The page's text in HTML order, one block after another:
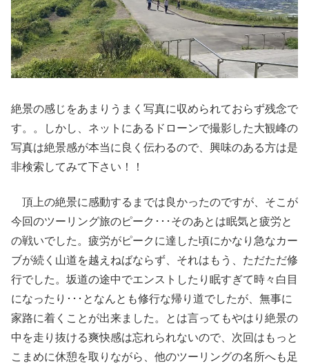
絶景の感じをあまりうまく写真に収められておらず残念で
す。。しかし、ネットにあるドローンで撮影した大観峰の
写真は絶景感が本当に良く伝わるので、興味のある方は是
非検索してみて下さい！！
頂上の絶景に感動するまでは良かったのですが、そこが
今回のツーリング旅のピーク･･･そのあとは眠気と疲労と
の戦いでした。疲労がピークに達した頃にかなり急なカー
ブが続く山道を越えねばならず、それはもう、ただただ修
行でした。坂道の途中でエンストしたり眠すぎて時々白目
になったり･･･となんとも修行な帰り道でしたが、無事に
家路に着くことが出来ました。とは言ってもやはり絶景の
中を走り抜ける爽快感は忘れられないので、次回はもっと
こまめに休憩を取りながら、他のツーリングの名所へも足